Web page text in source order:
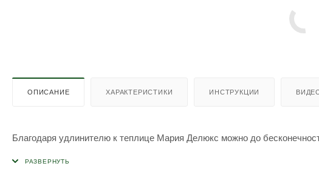
ОПИСАНИЕ ХАРАКТЕРИСТИКИ ИНСТРУКЦИИ
Благодаря удлинителю к теплице Мария Делюкс можно до